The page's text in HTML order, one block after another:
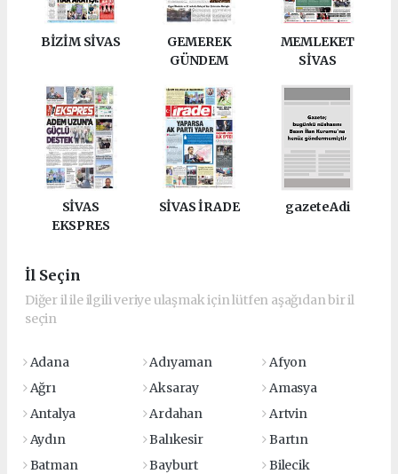
BİZİM SİVAS
GEMEREK
GÜNDEM
MEMLEKET
SİVAS
SİVAS
EKSPRES
SİVAS İRADE gazeteAdi
İl Seçin
Diğer il ile ilgili veriye ulaşmak için lütfen aşağıdan bir il
seçin
Adana Adıyaman
Afyon
Ağrı
Aksaray
Amasya
Antalya
Ardahan
Artvin
Aydın
Balıkesir
Bartın
Batman
Bayburt
Bilecik